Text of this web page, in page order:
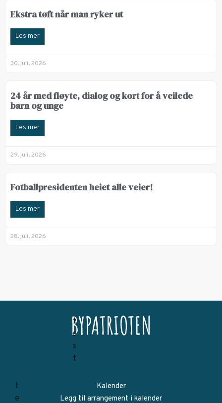
Ekstra tøft når man ryker ut
Les mer
30. juli, 2026
24 år med fløyte, dialog og kort for å veilede
barn og unge
Les mer
29. juli, 2026
Fotballpresidenten heiet alle veier!
Les mer
28. juli, 2026
Kalender
Legg til arrangement i kalender